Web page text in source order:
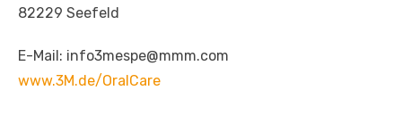
82229 Seefeld
E-Mail: info3mespe@mmm.com
www.3M.de/OralCare